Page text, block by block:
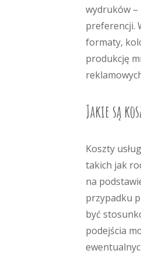
wydruków
preferencji.
formaty,
produkcję
Jakie są
Koszty
takich jak
na
przypadku
być
podejścia